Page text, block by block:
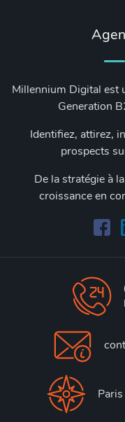
Millennium Digital est
Generation
Identifiez, attirez,
prospects
De la stratégie à
croissance en